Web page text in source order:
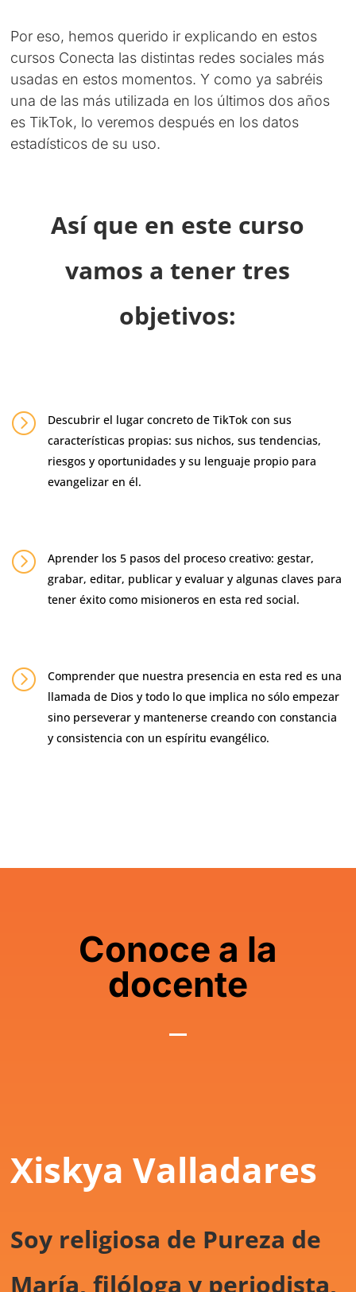
Por eso, hemos querido ir explicando en estos
cursos Conecta las distintas redes sociales más
usadas en estos momentos. Y como ya sabréis
una de las más utilizada en los últimos dos años
es TikTok, lo veremos después en los datos
estadísticos de su uso.
Así que en este curso
vamos a tener tres
objetivos:
=
Descubrir el lugar concreto de TikTok con sus
características propias: sus nichos, sus tendencias,
riesgos y oportunidades y su lenguaje propio para
evangelizar en él.
=
Aprender los 5 pasos del proceso creativo: gestar,
grabar, editar, publicar y evaluar y algunas claves para
tener éxito como misioneros en esta red social.
=
Comprender que nuestra presencia en esta red es una
llamada de Dios y todo lo que implica no sólo empezar
sino perseverar y mantenerse creando con constancia
y consistencia con un espíritu evangélico.
Conoce a la
docente
Xiskya Valladares
Soy religiosa de Pureza de
María, filóloga y periodista,